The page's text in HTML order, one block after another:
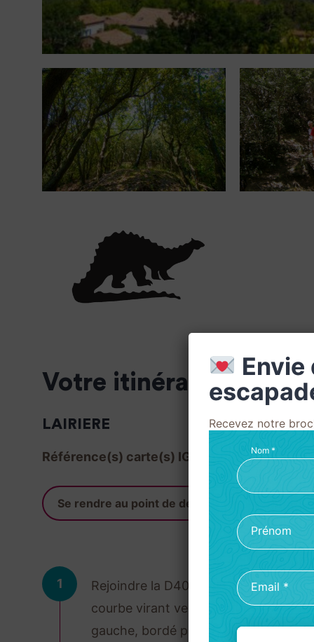
Votre itinéraire
LAIRIERE
Référence(s) carte(s) IGN : IGN 2346 Est,
Se rendre au point de départ
1
Rejoindre la D40 et la descendre
courbe virant vers la droite. Prendre
gauche, bordé par quelques arbres.
Recevez notre
Nom *
Prénom
Email *